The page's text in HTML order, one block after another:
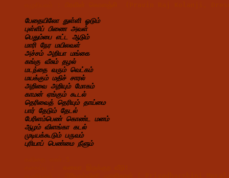
பேதையிலோ துள்ளி ஓடும்
புள்ளிப் பிணை அவள்
பெதும்பை எட்ட ஆடும்
மாரி நேர மயிலவள்
அச்சம் அறியா மங்கை
கங்கு வீசும் தழல்
மடந்தை வரும் வெட்கம்
மயக்கும் மதிச் சாரல்
அறிவை அறியும் மோகம்
காமன் ஏங்கும் கூடல்
தெரிவைத் தெரியும் தாய்மை
பார் தேடும் தேடல்
பேரிளம்பெண் கொண்ட மனம்
ஆழம் விளங்கா கடல்
முடியக்கூடும் பருவம்
புரியாப் பெண்மை நீளும்